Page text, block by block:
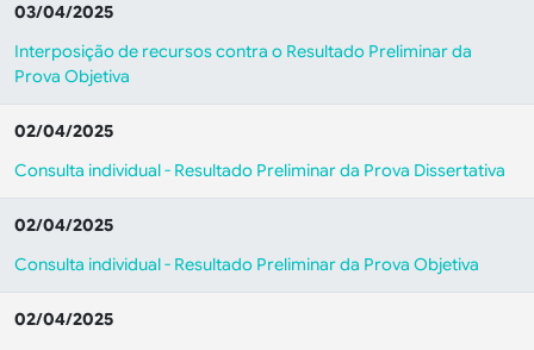
03/04/2025
Interposição de recursos contra o Resultado Preliminar da
Prova Objetiva
02/04/2025
Consulta individual - Resultado Preliminar da Prova Dissertativa
02/04/2025
Consulta individual - Resultado Preliminar da Prova Objetiva
02/04/2025